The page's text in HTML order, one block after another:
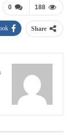
0 188
Share